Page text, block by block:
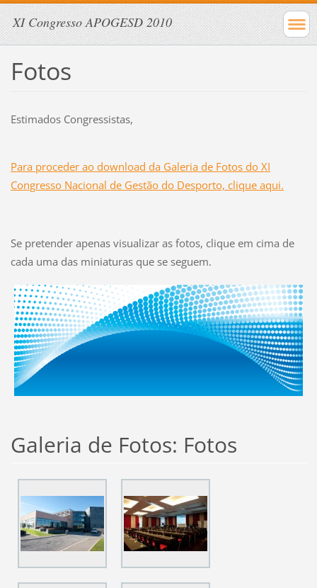
XI Congresso APOGESD 2010
Fotos
Estimados Congressistas,
Para proceder ao download da Galeria de Fotos do XI
Congresso Nacional de Gestão do Desporto, clique aqui.
Se pretender apenas visualizar as fotos, clique em cima de
cada uma das miniaturas que se seguem.
Galeria de Fotos: Fotos